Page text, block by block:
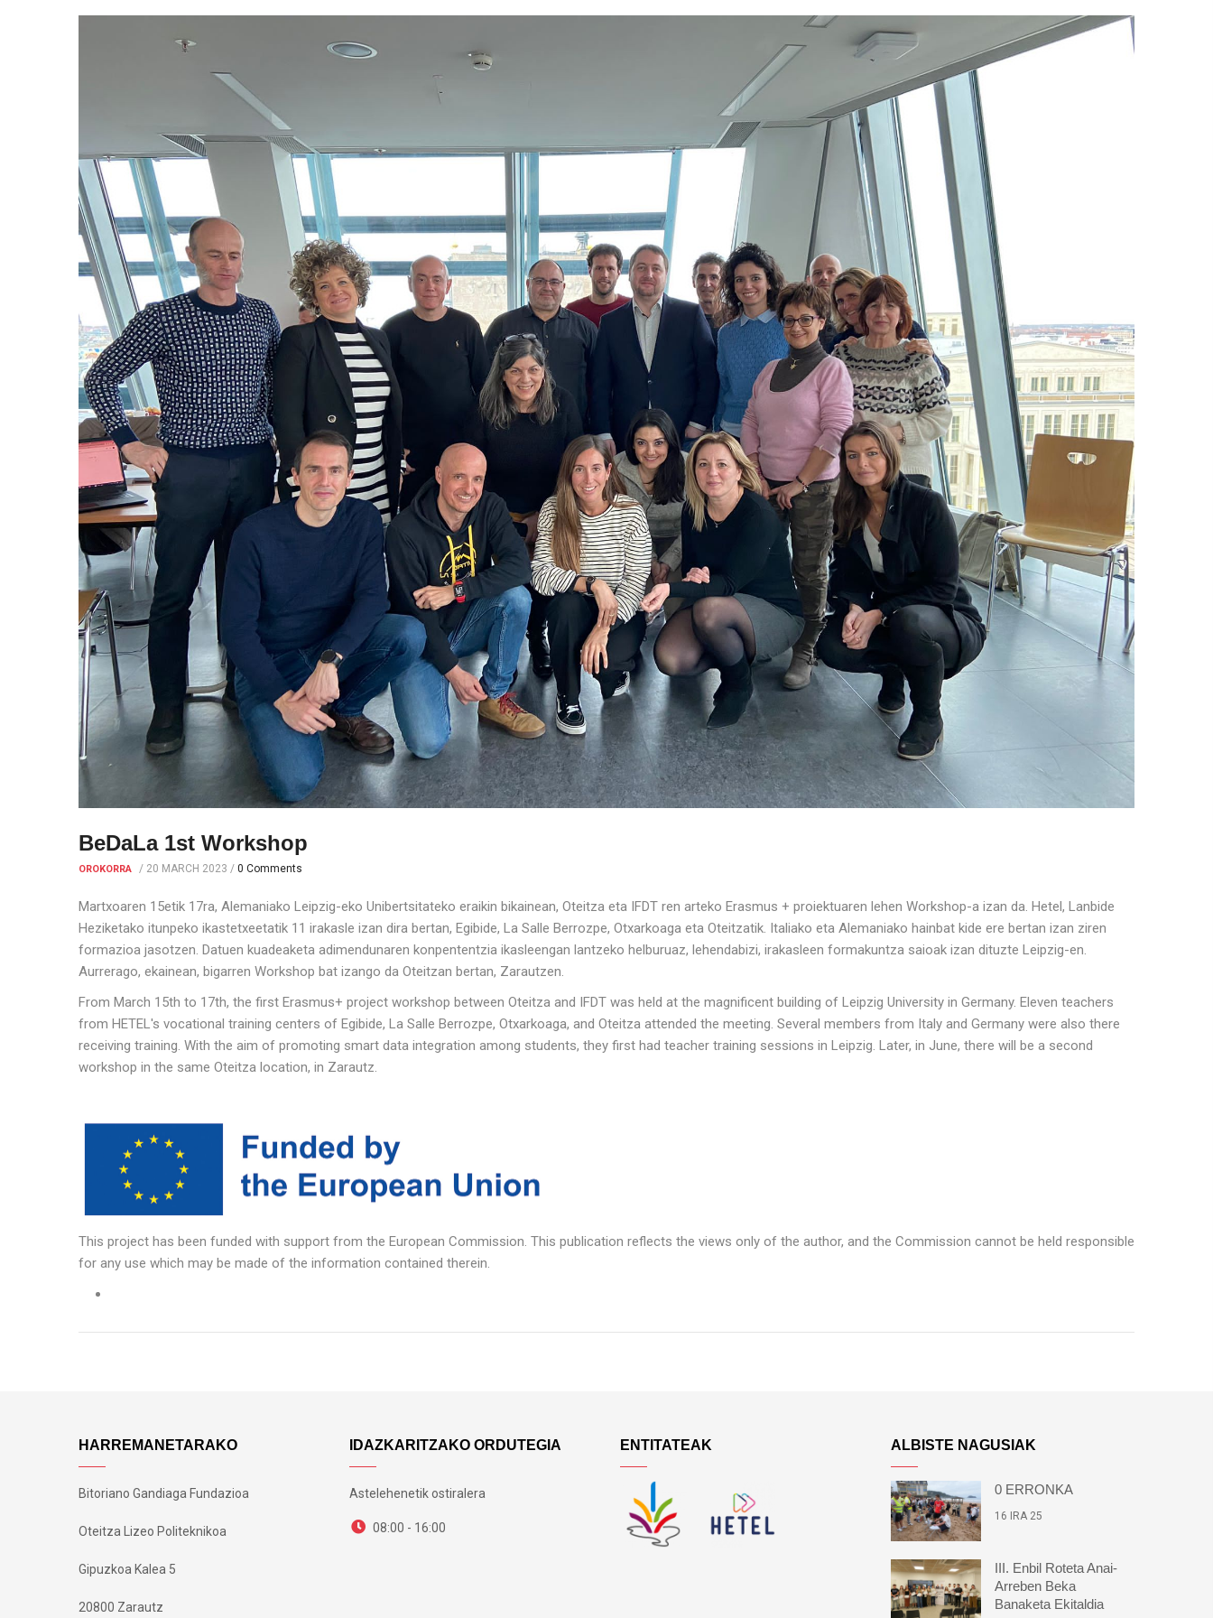
BeDaLa 1st Workshop
OROKORRA / 20 MARCH 2023 / 0 Comments
Martxoaren 15etik 17ra, Alemaniako Leipzig-eko Unibertsitateko eraikin bikainean, Oteitza eta IFDT ren arteko Erasmus + proiektuaren lehen Workshop-a izan da. Hetel, Lanbide
Heziketako itunpeko ikastetxeetatik 11 irakasle izan dira bertan, Egibide, La Salle Berrozpe, Otxarkoaga eta Oteitzatik. Italiako eta Alemaniako hainbat kide ere bertan izan ziren
formazioa jasotzen. Datuen kuadeaketa adimendunaren konpententzia ikasleengan lantzeko helburuaz, lehendabizi, irakasleen formakuntza saioak izan dituzte Leipzig-en.
Aurrerago, ekainean, bigarren Workshop bat izango da Oteitzan bertan, Zarautzen.
From March 15th to 17th, the first Erasmus+ project workshop between Oteitza and IFDT was held at the magnificent building of Leipzig University in Germany. Eleven teachers
from HETEL's vocational training centers of Egibide, La Salle Berrozpe, Otxarkoaga, and Oteitza attended the meeting. Several members from Italy and Germany were also there
receiving training. With the aim of promoting smart data integration among students, they first had teacher training sessions in Leipzig. Later, in June, there will be a second
workshop in the same Oteitza location, in Zarautz.
This project has been funded with support from the European Commission. This publication reflects the views only of the author, and the Commission cannot be held responsible
for any use which may be made of the information contained therein.
HARREMANETARAKO
Bitoriano Gandiaga Fundazioa
Oteitza Lizeo Politeknikoa
Gipuzkoa Kalea 5
20800 Zarautz
IDAZKARITZAKO ORDUTEGIA
Astelehenetik ostiralera
08:00 - 16:00
ENTITATEAK ALBISTE NAGUSIAK
0 ERRONKA
16 IRA 25
III. Enbil Roteta Anai-
Arreben Beka
Banaketa Ekitaldia